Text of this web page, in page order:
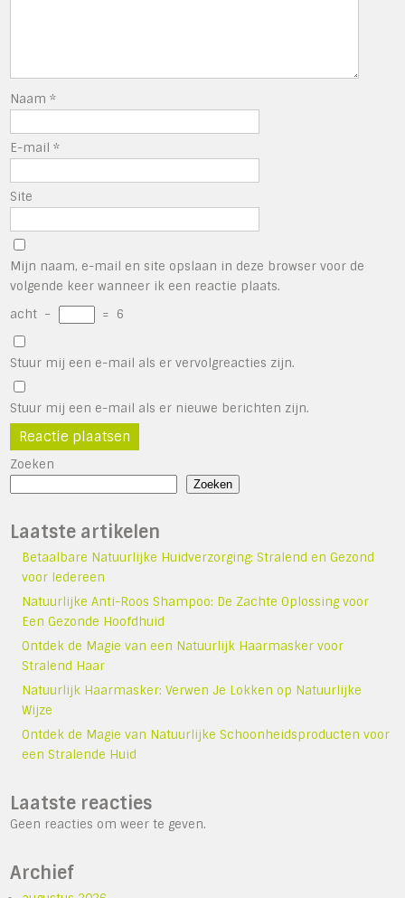
Naam*
E-mail*
Site
Mijn naam, e-mail en site opslaan in deze browser voor de
volgende keer wanneer ik een reactie plaats.
acht − = 6
Stuur mij een e-mail als er vervolgreacties zijn.
Stuur mij een e-mail als er nieuwe berichten zijn.
Zoeken
Zoeken
Laatste artikelen
Betaalbare Natuurlijke Huidverzorging: Stralend en Gezond
voor Iedereen
Natuurlijke Anti-Roos Shampoo: De Zachte Oplossing voor
Een Gezonde Hoofdhuid
Ontdek de Magie van een Natuurlijk Haarmasker voor
Stralend Haar
Natuurlijk Haarmasker: Verwen Je Lokken op Natuurlijke
Wijze
Ontdek de Magie van Natuurlijke Schoonheidsproducten voor
een Stralende Huid
Laatste reacties
Geen reacties om weer te geven.
Archief